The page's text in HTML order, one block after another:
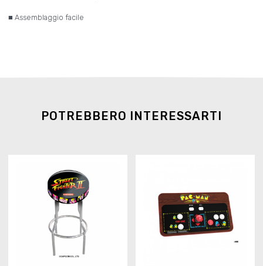
■ Assemblaggio facile
POTREBBERO INTERESSARTI